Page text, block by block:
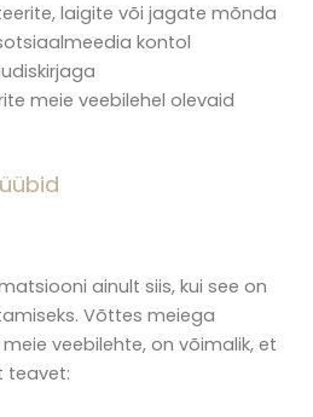
laigite või jagate mõnda
kontol
meie veebilehel olevaid
ainult siis, kui see on
Võttes meiega
veebilehte, on võimalik, et
teavet: